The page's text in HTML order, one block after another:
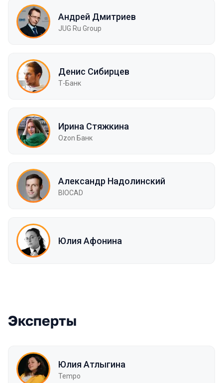
Андрей Дмитриев
JUG Ru Group
Денис Сибирцев
Т-Банк
Ирина Стяжкина
Ozon Банк
Александр Надолинский
BIOCAD
Юлия Афонина
Эксперты
Юлия Атлыгина
Tempo